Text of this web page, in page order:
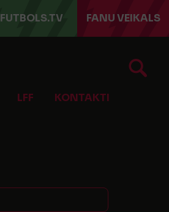
FUTBOLS.TV FANU VEIKALS
LFF KONTAKTI